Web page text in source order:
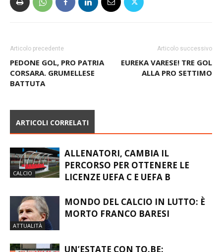
Articolo precedente
PEDONE GOL, PRO PATRIA
CORSARA. GRUMELLESE
BATTUTA
Articolo successivo
EUREKA VARESE! TRE GOL
ALLA PRO SETTIMO
ARTICOLI CORRELATI
CALCIO
ALLENATORI, CAMBIA IL
PERCORSO PER OTTENERE LE
LICENZE UEFA C E UEFA B
ATTUALITÀ
MONDO DEL CALCIO IN LUTTO: È
MORTO FRANCO BARESI
UN’ESTATE CON TO.BE: